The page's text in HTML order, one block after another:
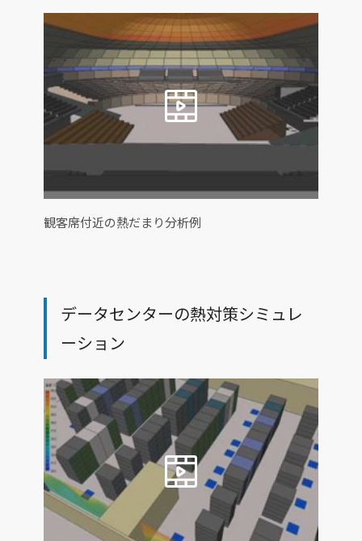
観客席付近の熱だまり分析例
データセンターの熱対策シミュレ
ーション